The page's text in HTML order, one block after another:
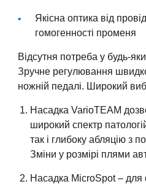
Якісна оптика від
гомогенності променя
Відсутня потреба у будь-
Зручне регулювання
ножній педалі. Широкий
Насадка VarioTEAM
широкий спектр
так і глибоку абляцію з
Зміни у розмірі плями
Насадка MicroSpot – для